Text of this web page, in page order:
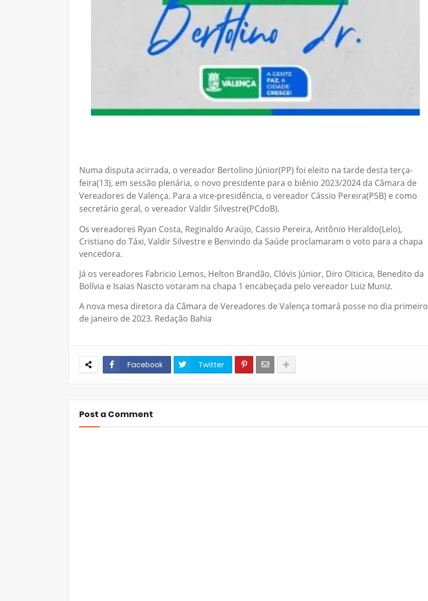
Numa disputa acirrada, o vereador Bertolino Júnior(PP) foi eleito na tarde desta terça-
feira(13), em sessão plenária, o novo presidente para o biênio 2023/2024 da Câmara de
Vereadores de Valença. Para a vice-presidência, o vereador Cássio Pereira(PSB) e como
secretário geral, o vereador Valdir Silvestre(PCdoB).
Os vereadores Ryan Costa, Reginaldo Araújo, Cassio Pereira, Antônio Heraldo(Lelo),
Cristiano do Táxi, Valdir Silvestre e Benvindo da Saúde proclamaram o voto para a chapa
vencedora.
Já os vereadores Fabricio Lemos, Helton Brandão, Clóvis Júnior, Diro Oiticica, Benedito da
Bolívia e Isaias Nascto votaram na chapa 1 encabeçada pelo vereador Luiz Muniz.
A nova mesa diretora da Câmara de Vereadores de Valença tomará posse no dia primeiro
de janeiro de 2023. Redação Bahia
Facebook Twitter
Post a Comment